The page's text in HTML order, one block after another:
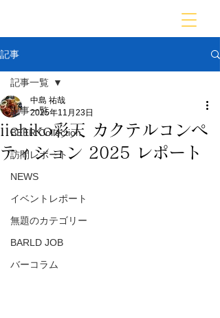
記事
記事一覧
BEER Collection
訪問レポート
NEWS
イベントレポート
無題のカテゴリー
BARLD JOB
バーコラム
記事一覧
iichiko彩天 カクテルコンペ
ティション 2025 レポート
中島 祐哉
2025年11月23日